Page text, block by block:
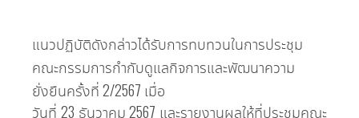
​แนว​ปฏิบัติ​ดัง​กล่าว​ได้​รับ​การ​ทบทวน​ใน​การ​ประชุม​
คณะ​กรรมการ​กำกับ​ดูแล​กิจการ​และ​พัฒนา​ความ​
ยั่งยืน​ครั้ง​ที่ 2/2567 เมื่อ​
วัน​ที่ 23 ธันวาคม 2567 และ​รายงาน​ผล​ให้​ที่​ประชุม​คณะ​